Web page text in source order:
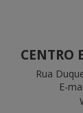
CENTRO
Rua
E-